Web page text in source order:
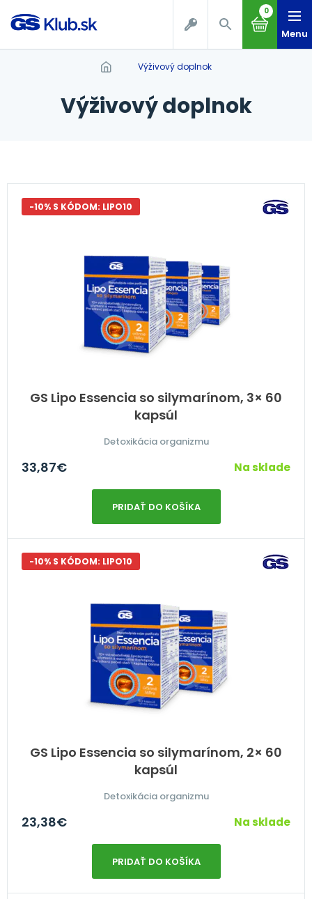
0
Menu
výživový doplnok
výživový doplnok
GS Lipo Essencia so silymarínom, 3× 60
kapsúl
-10% S KÓDOM: LIPO10
Detoxikácia organizmu
33,87€ Na sklade
PRIDAŤ DO KOŠÍKA
GS Lipo Essencia so silymarínom, 2× 60
kapsúl
-10% S KÓDOM: LIPO10
Detoxikácia organizmu
23,38€ Na sklade
PRIDAŤ DO KOŠÍKA